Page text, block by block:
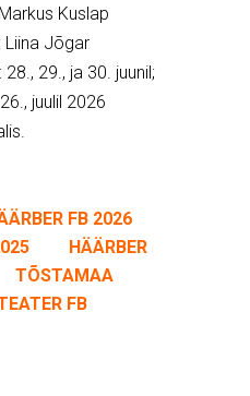
Kuslap
Liina Jõgar
29., ja 30. juunil;
juulil 2026
FB 2026
HÄÄRBER
TÕSTAMAA
FB